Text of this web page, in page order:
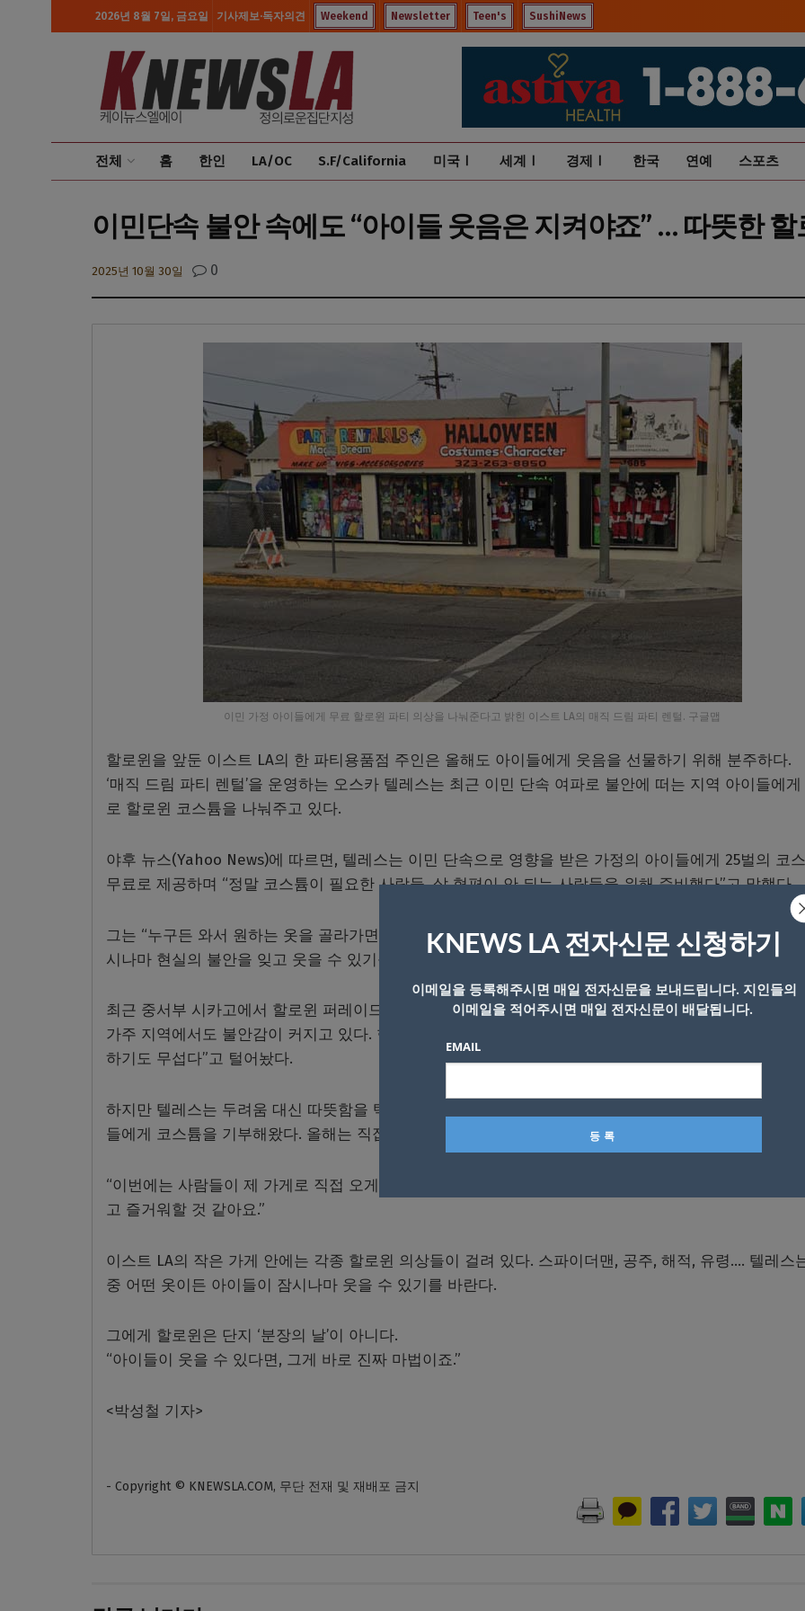
2026년 8월 7일, 금요일 기사제보·독자의견 Weekend Newsletter Teen's SushiNews
전체 홈 한인 LA/OC S.F/California 미국Ⅰ 세계Ⅰ 경제Ⅰ 한국 연예 스포츠
이민단속 불안 속에도 “아이들 웃음은 지켜야죠” … 따뜻한
2025년 10월 30일 0
이민 가정 아이들에게 무료 할로윈 파티 의상을 나눠준다고 밝힌 이스트 LA의 매직 드림 파티 렌털. 구글맵
할로윈을 앞둔 이스트 LA의 한 파티용품점 주인은 올해도 아이들에게 웃음을 선물하기 위해 분주하다.
‘매직 드림 파티 렌털’을 운영하는 오스카 텔레스는 최근 이민 단속 여파로 불안에 떠는 지역 아이들에
로 할로윈 코스튬을 나눠주고 있다.
야후 뉴스(Yahoo News)에 따르면, 텔레스는 이민 단속으로 영향을 받은 가정의 아이들에게 25벌의 코
무료로 제공하며 “정말 코스튬이 필요한 사람들, 살 형편이 안 되는 사람들을 위해 준비했다”고 말했다.
그는 “누구든 와서 원하는 옷을 골라가면 됩니다. 할로윈이 끝나도 그대로 가져가도 됩니다”라며 아이
시나마 현실의 불안을 잊고 웃을 수 있기를 바랐다.
최근 중서부 시카고에서 할로윈 퍼레이드 도중 이민 단속국(ICE) 요원들이 나타나 체포를 벌인 사건 이
가주 지역에서도 불안감이 커지고 있다. 한 주민은 “요즘은 언제 어디서 ICE가 나타날지 몰라 아이들과
하기도 무섭다”고 털어놨다.
하지만 텔레스는 두려움 대신 따뜻함을 택했다. 그는 30년 넘게 이스트 LA 지역사회에서 활동하며 매년
들에게 코스튬을 기부해왔다. 올해는 직접 가게 문을 열고, 아이들을 초대하기로 했다.
“이번에는 사람들이 제 가게로 직접 오게 하고 싶었습니다. 제가 직접 코스튬을 나눠주면 아이들이 더
고 즐거워할 것 같아요.”
이스트 LA의 작은 가게 안에는 각종 할로윈 의상들이 걸려 있다. 스파이더맨, 공주, 해적, 유령…. 텔레스
중 어떤 옷이든 아이들이 잠시나마 웃을 수 있기를 바란다.
그에게 할로윈은 단지 ‘분장의 날’이 아니다.
“아이들이 웃을 수 있다면, 그게 바로 진짜 마법이죠.”
<박성철 기자>
- Copyright © KNEWSLA.COM, 무단 전재 및 재배포 금지
KNEWS LA 전자신문 신청하기
이메일을 등록해주시면 매일 전자신문을 보내드립니다. 지인들의
이메일을 적어주시면 매일 전자신문이 배달됩니다.
EMAIL